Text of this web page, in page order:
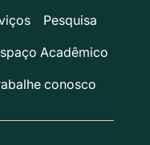
Pesquisa
Acadêmico
conosco